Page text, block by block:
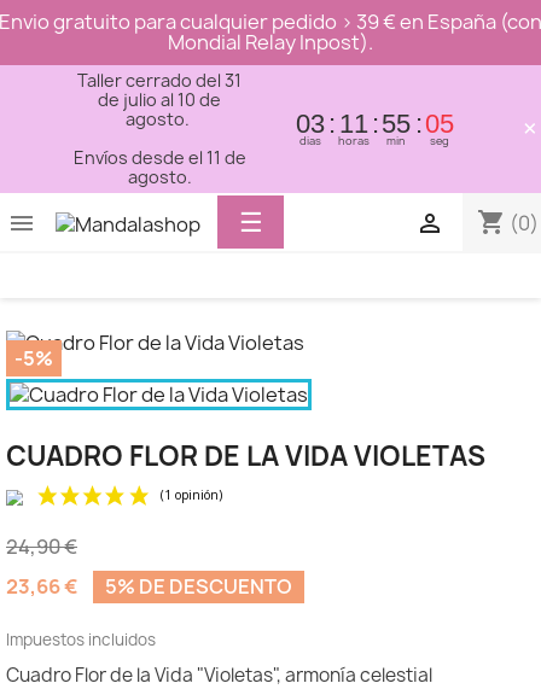
Envio gratuito para cualquier pedido > 39 € en España (con
Mondial Relay Inpost).
Taller cerrado del 31
de julio al 10 de
agosto.
Envíos desde el 11 de
agosto.
03
dias
11
horas
55
min
04
seg ×
 shopping_cart (0)

Toggle
navigation
☰
-5%
CUADRO FLOR DE LA VIDA VIOLETAS
(1 opinión)
24,90 €
23,66 €
5% DE DESCUENTO
Impuestos incluidos
Cuadro Flor de la Vida "Violetas", armonía celestial